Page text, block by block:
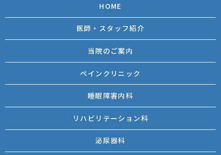
HOME
医師・スタッフ紹介
当院のご案内
ペインクリニック
睡眠障害内科
リハビリテーション科
泌尿器科